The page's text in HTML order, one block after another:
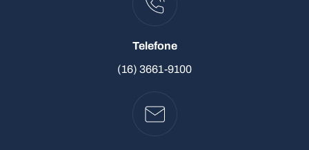
Telefone
(16) 3661-9100